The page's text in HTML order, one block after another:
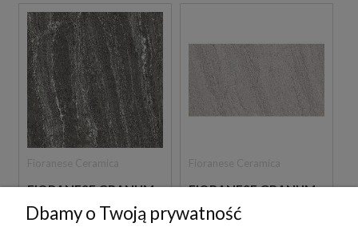
FIORANESE GRANUM
GRIGIO SCURO
LEVIGATO 60X60
FIORANESE GRANUM
GRIGIO CHIARO
LEVIGATO 60X120
Dbamy o Twoją prywatność